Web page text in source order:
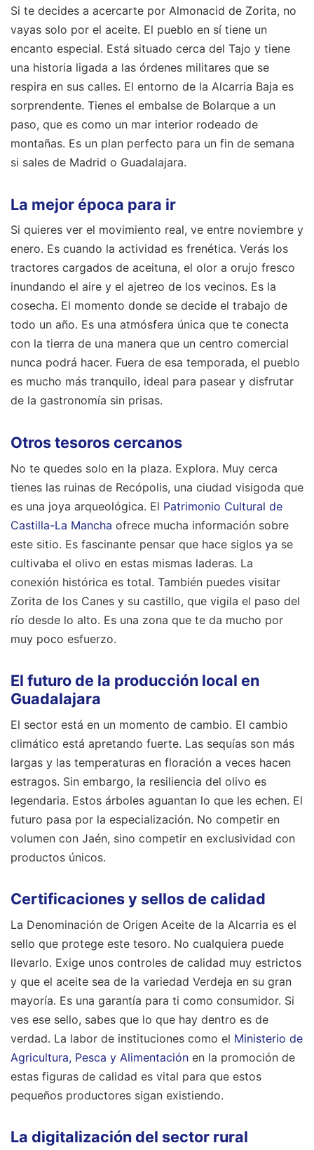
Si te decides a acercarte por Almonacid de Zorita, no
vayas solo por el aceite. El pueblo en sí tiene un
encanto especial. Está situado cerca del Tajo y tiene
una historia ligada a las órdenes militares que se
respira en sus calles. El entorno de la Alcarria Baja es
sorprendente. Tienes el embalse de Bolarque a un
paso, que es como un mar interior rodeado de
montañas. Es un plan perfecto para un fin de semana
si sales de Madrid o Guadalajara.
La mejor época para ir
Si quieres ver el movimiento real, ve entre noviembre y
enero. Es cuando la actividad es frenética. Verás los
tractores cargados de aceituna, el olor a orujo fresco
inundando el aire y el ajetreo de los vecinos. Es la
cosecha. El momento donde se decide el trabajo de
todo un año. Es una atmósfera única que te conecta
con la tierra de una manera que un centro comercial
nunca podrá hacer. Fuera de esa temporada, el pueblo
es mucho más tranquilo, ideal para pasear y disfrutar
de la gastronomía sin prisas.
Otros tesoros cercanos
No te quedes solo en la plaza. Explora. Muy cerca
tienes las ruinas de Recópolis, una ciudad visigoda que
es una joya arqueológica. El Patrimonio Cultural de
Castilla-La Mancha ofrece mucha información sobre
este sitio. Es fascinante pensar que hace siglos ya se
cultivaba el olivo en estas mismas laderas. La
conexión histórica es total. También puedes visitar
Zorita de los Canes y su castillo, que vigila el paso del
río desde lo alto. Es una zona que te da mucho por
muy poco esfuerzo.
El futuro de la producción local en
Guadalajara
El sector está en un momento de cambio. El cambio
climático está apretando fuerte. Las sequías son más
largas y las temperaturas en floración a veces hacen
estragos. Sin embargo, la resiliencia del olivo es
legendaria. Estos árboles aguantan lo que les echen. El
futuro pasa por la especialización. No competir en
volumen con Jaén, sino competir en exclusividad con
productos únicos.
Certificaciones y sellos de calidad
La Denominación de Origen Aceite de la Alcarria es el
sello que protege este tesoro. No cualquiera puede
llevarlo. Exige unos controles de calidad muy estrictos
y que el aceite sea de la variedad Verdeja en su gran
mayoría. Es una garantía para ti como consumidor. Si
ves ese sello, sabes que lo que hay dentro es de
verdad. La labor de instituciones como el Ministerio de
Agricultura, Pesca y Alimentación en la promoción de
estas figuras de calidad es vital para que estos
pequeños productores sigan existiendo.
La digitalización del sector rural